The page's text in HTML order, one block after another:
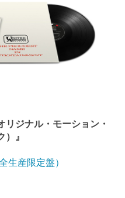
リジナル・モーション・
』
生産限定盤）